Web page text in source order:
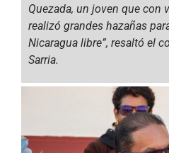
Quezada, un joven que con
realizó grandes hazañas
Nicaragua libre”, resaltó el
Sarria.